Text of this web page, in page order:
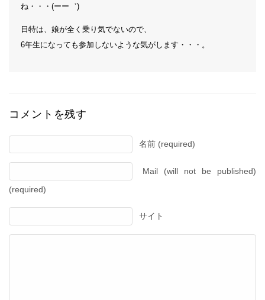
ね・・・(ーー゛)
日特は、娘が全く乗り気でないので、
6年生になっても参加しないような気がします・・・。
コメントを残す
名前 (required)
Mail (will not be published)
(required)
サイト